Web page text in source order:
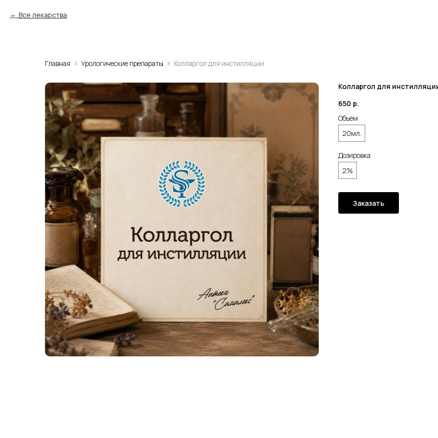
Все лекарства
Главная Урологические препараты Колларгол для инстилляции
Колларгол для
650 р.
Объем
20мл.
Дозировка
2%
Заказать